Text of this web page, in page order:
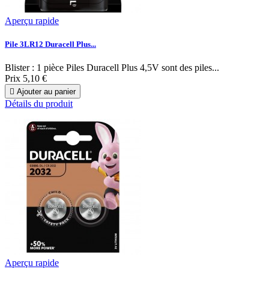
Aperçu rapide
Pile 3LR12 Duracell Plus...
Blister : 1 pièce Piles Duracell Plus 4,5V sont des piles...
Prix 5,10 €
 Ajouter au panier
Détails du produit
Aperçu rapide